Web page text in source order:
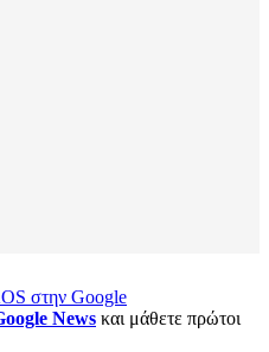
στην Google
News και μάθετε πρώτοι